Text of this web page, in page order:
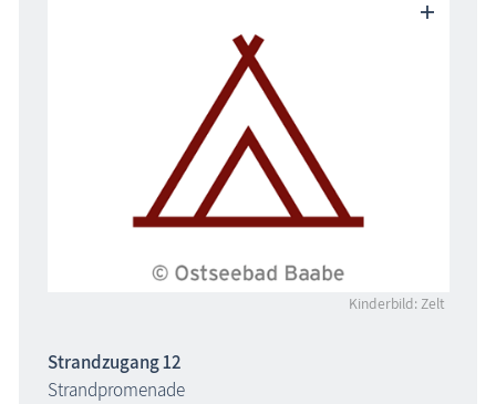
Kinderbild: Zelt
Strandzugang 12
Strandpromenade